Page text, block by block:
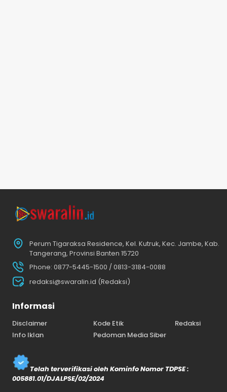
Perum Tigaraksa Residence, Kel. Kutruk, Kec. Jambe, Kab.
Tangerang, Provinsi Banten 15720
Phone: 0877-5445-1500 / 0813-3184-0088
redaksi@swaralin.id (Redaksi)
Informasi
Disclaimer Kode Etik
Redaksi
Info Iklan
Pedoman Media Siber
Telah terverifikasi oleh Kominfo Nomor TDPSE :
005881.01/DJALPSE/02/2024